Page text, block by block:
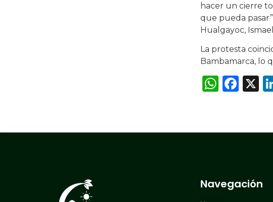
hacer un cierre
que pueda
Hualgayoc,
La protesta
Bambamarca, lo
X
Navegación